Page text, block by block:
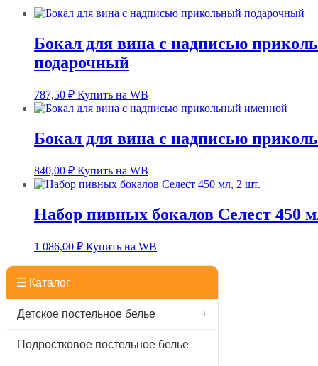
Бокал для вина с надписью
подарочный
787,50 ₽ Купить на WB
Бокал для вина с надписью
840,00 ₽ Купить на WB
Набор пивных бокалов Селест 450
1 086,00 ₽ Купить на WB
☰ Каталог
Детское постельное белье +
Подростковое постельное белье